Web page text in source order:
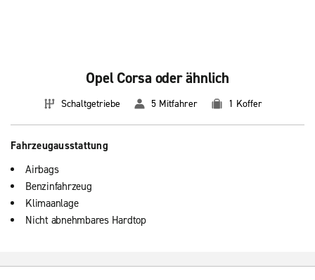
Opel Corsa oder ähnlich
Schaltgetriebe 5 Mitfahrer 1 Koffer
Fahrzeugausstattung
Airbags
Benzinfahrzeug
Klimaanlage
Nicht abnehmbares Hardtop